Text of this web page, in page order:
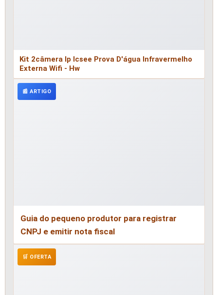
Kit 2câmera Ip Icsee Prova D'água Infravermelho
Externa Wifi - Hw
📰 ARTIGO
Guia do pequeno produtor para registrar
CNPJ e emitir nota fiscal
🛒 OFERTA